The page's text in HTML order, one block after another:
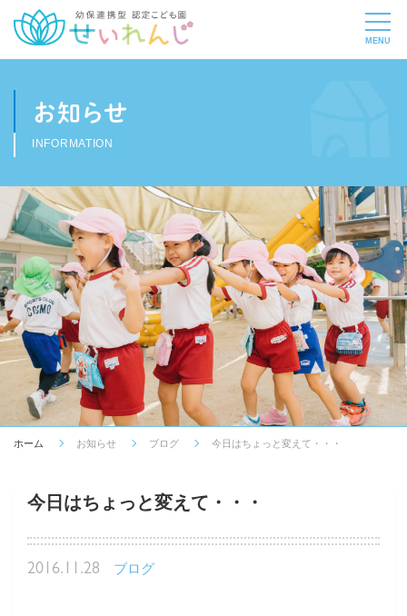
お知らせ
INFORMATION
ホーム お知らせ ブログ 今日はちょっと変えて・・・
今日はちょっと変えて・・・
2016.11.28 ブログ